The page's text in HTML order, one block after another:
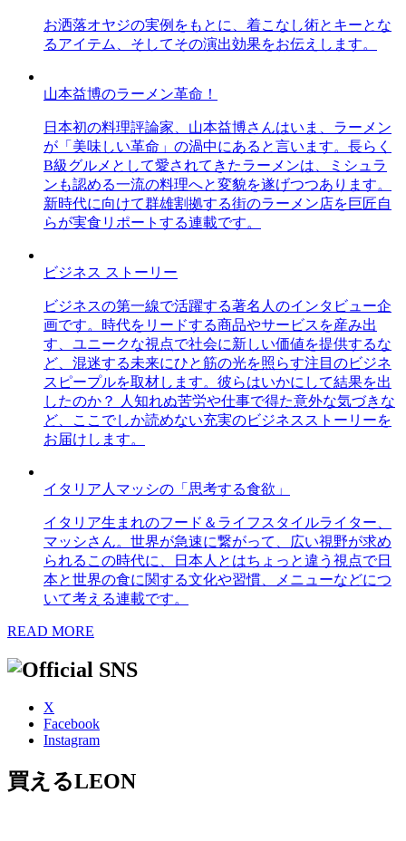
お洒落オヤジの実例をもとに、着こなし術とキーとな
るアイテム、そしてその演出効果をお伝えします。
山本益博のラーメン革命！
日本初の料理評論家、山本益博さんはいま、ラーメン
が「美味しい革命」の渦中にあると言います。長らく
B級グルメとして愛されてきたラーメンは、ミシュラ
ンも認める一流の料理へと変貌を遂げつつあります。
新時代に向けて群雄割拠する街のラーメン店を巨匠自
らが実食リポートする連載です。
ビジネス ストーリー
ビジネスの第一線で活躍する著名人のインタビュー企
画です。時代をリードする商品やサービスを産み出
す、ユニークな視点で社会に新しい価値を提供するな
ど、混迷する未来にひと筋の光を照らす注目のビジネ
スピープルを取材します。彼らはいかにして結果を出
したのか？ 人知れぬ苦労や仕事で得た意外な気づきな
ど、ここでしか読めない充実のビジネスストーリーを
お届けします。
イタリア人マッシの「思考する食欲」
イタリア生まれのフード＆ライフスタイルライター、
マッシさん。世界が急速に繋がって、広い視野が求め
られるこの時代に、日本人とはちょっと違う視点で日
本と世界の食に関する文化や習慣、メニューなどにつ
いて考える連載です。
READ MORE
X
Facebook
Instagram
買えるLEON